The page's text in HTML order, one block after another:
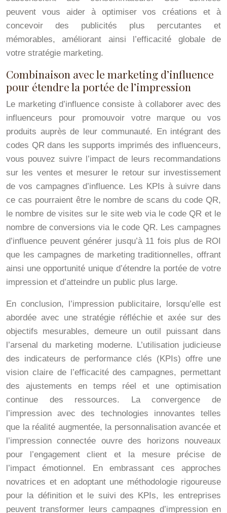
peuvent vous aider à optimiser vos créations et à
concevoir des publicités plus percutantes et
mémorables, améliorant ainsi l’efficacité globale de
votre stratégie marketing.
Combinaison avec le marketing d’influence
pour étendre la portée de l’impression
Le marketing d’influence consiste à collaborer avec des
influenceurs pour promouvoir votre marque ou vos
produits auprès de leur communauté. En intégrant des
codes QR dans les supports imprimés des influenceurs,
vous pouvez suivre l’impact de leurs recommandations
sur les ventes et mesurer le retour sur investissement
de vos campagnes d’influence. Les KPIs à suivre dans
ce cas pourraient être le nombre de scans du code QR,
le nombre de visites sur le site web via le code QR et le
nombre de conversions via le code QR. Les campagnes
d’influence peuvent générer jusqu’à 11 fois plus de ROI
que les campagnes de marketing traditionnelles, offrant
ainsi une opportunité unique d’étendre la portée de votre
impression et d’atteindre un public plus large.
En conclusion, l’impression publicitaire, lorsqu’elle est
abordée avec une stratégie réfléchie et axée sur des
objectifs mesurables, demeure un outil puissant dans
l’arsenal du marketing moderne. L’utilisation judicieuse
des indicateurs de performance clés (KPIs) offre une
vision claire de l’efficacité des campagnes, permettant
des ajustements en temps réel et une optimisation
continue des ressources. La convergence de
l’impression avec des technologies innovantes telles
que la réalité augmentée, la personnalisation avancée et
l’impression connectée ouvre des horizons nouveaux
pour l’engagement client et la mesure précise de
l’impact émotionnel. En embrassant ces approches
novatrices et en adoptant une méthodologie rigoureuse
pour la définition et le suivi des KPIs, les entreprises
peuvent transformer leurs campagnes d’impression en